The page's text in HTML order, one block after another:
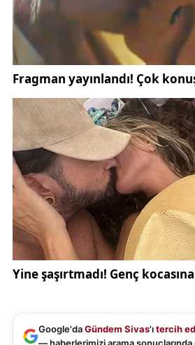
Google'daGündem Sivas'ıtercih
— haberlerimizi arama sonuçlarında